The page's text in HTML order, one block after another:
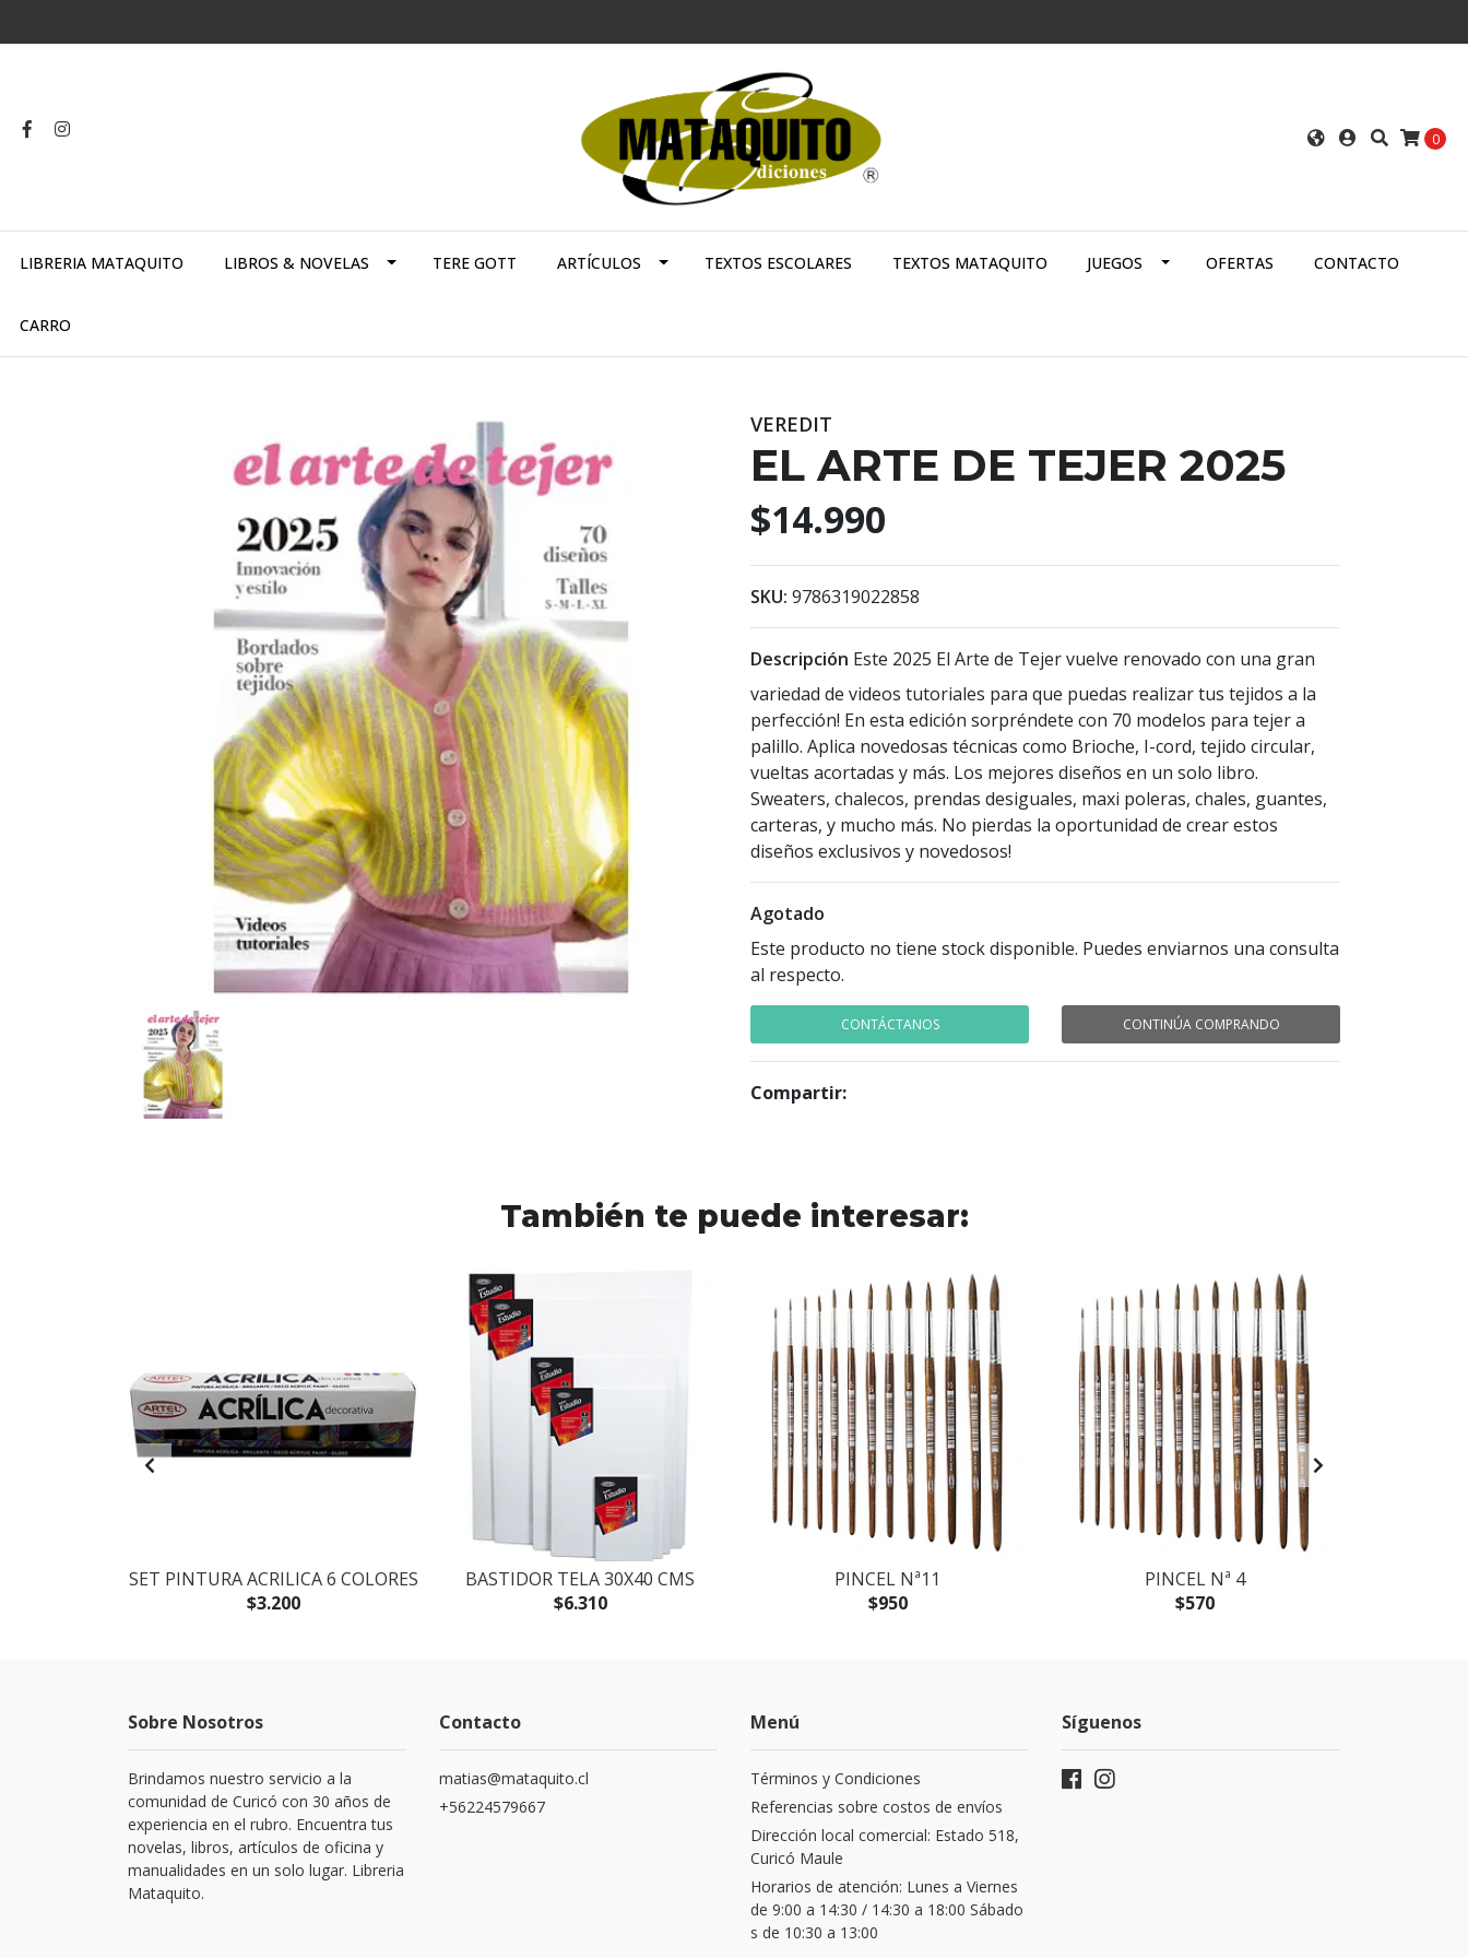
0
LIBRERIA MATAQUITO LIBROS & NOVELAS TERE GOTT ARTÍCULOS TEXTOS ESCOLARES TEXTOS MATAQUITO JUEGOS OFERTAS CONTACTO
CARRO
VEREDIT
EL ARTE DE TEJER 2025
$14.990
SKU: 9786319022858
Descripción Este 2025 El Arte de Tejer vuelve renovado con una gran
variedad de videos tutoriales para que puedas realizar tus tejidos a la
perfección! En esta edición sorpréndete con 70 modelos para tejer a
palillo. Aplica novedosas técnicas como Brioche, I-cord, tejido circular,
vueltas acortadas y más. Los mejores diseños en un solo libro.
Sweaters, chalecos, prendas desiguales, maxi poleras, chales, guantes,
carteras, y mucho más. No pierdas la oportunidad de crear estos
diseños exclusivos y novedosos!
Agotado
Este producto no tiene stock disponible. Puedes enviarnos una consulta
al respecto.
CONTÁCTANOS CONTINÚA COMPRANDO
Compartir:
También te puede interesar:
SET PINTURA ACRILICA 6 COLORES
$3.200
BASTIDOR TELA 30X40 CMS
$6.310
PINCEL Nª11
$950
PINCEL Nª 4
$570
Sobre Nosotros
Brindamos nuestro servicio a la
comunidad de Curicó con 30 años de
experiencia en el rubro. Encuentra tus
novelas, libros, artículos de oficina y
manualidades en un solo lugar. Libreria
Mataquito.
Contacto
matias@mataquito.cl
+56224579667
Menú
Términos y Condiciones
Referencias sobre costos de envíos
Dirección local comercial: Estado 518,
Curicó Maule
Horarios de atención: Lunes a Viernes
de 9:00 a 14:30 / 14:30 a 18:00 Sábado
s de 10:30 a 13:00
Síguenos